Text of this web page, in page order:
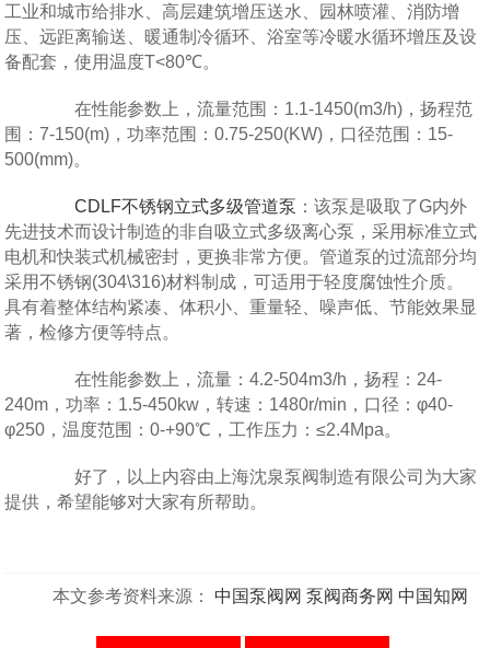
工业和城市给排水、高层建筑增压送水、园林喷灌、消防增
压、远距离输送、暖通制冷循环、浴室等冷暖水循环增压及设
备配套，使用温度T<80℃。
在性能参数上，流量范围：1.1-1450(m3/h)，扬程范
围：7-150(m)，功率范围：0.75-250(KW)，口径范围：15-
500(mm)。
CDLF不锈钢立式多级管道泵 ：该泵是吸取了G内外
先进技术而设计制造的非自吸立式多级离心泵，采用标准立式
电机和快装式机械密封，更换非常方便。管道泵的过流部分均
采用不锈钢(304\316)材料制成，可适用于轻度腐蚀性介质。
具有着整体结构紧凑、体积小、重量轻、噪声低、节能效果显
著，检修方便等特点。
在性能参数上，流量：4.2-504m3/h，扬程：24-
240m，功率：1.5-450kw，转速：1480r/min，口径：φ40-
φ250，温度范围：0-+90℃，工作压力：≤2.4Mpa。
好了，以上内容由上海沈泉泵阀制造有限公司为大家
提供，希望能够对大家有所帮助。
本文参考资料来源： 中国泵阀网 泵阀商务网 中国知网